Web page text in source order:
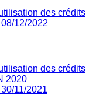
des crédits
12/2022
des crédits
2020
11/2021